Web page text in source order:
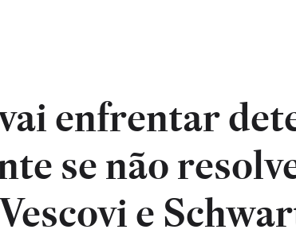
enfrentar
se não
e